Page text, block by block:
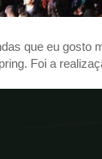
que eu gosto
Foi a